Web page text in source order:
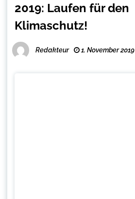
2019: Laufen für den
Klimaschutz!
Redakteur 1. November 2019